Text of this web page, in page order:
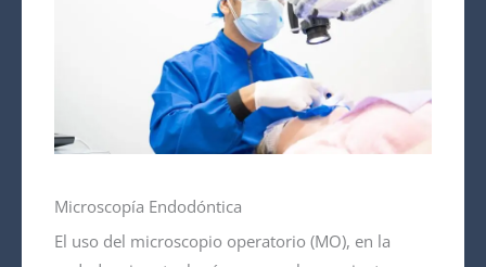
Microscopía Endodóntica
El uso del microscopio operatorio (MO), en la